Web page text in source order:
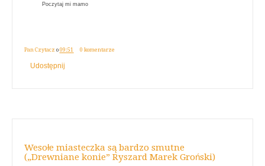
Poczytaj mi mamo
Pan Czytacz o 09:51 0 komentarze
Udostępnij
Wesołe miasteczka są bardzo smutne
(„Drewniane konie” Ryszard Marek Groński)